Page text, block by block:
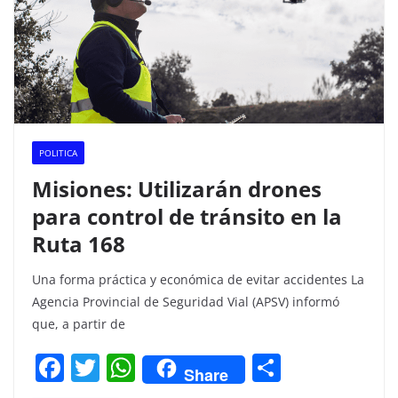
POLITICA
Misiones: Utilizarán drones
para control de tránsito en la
Ruta 168
Una forma práctica y económica de evitar accidentes La
Agencia Provincial de Seguridad Vial (APSV) informó
que, a partir de
F T W Share